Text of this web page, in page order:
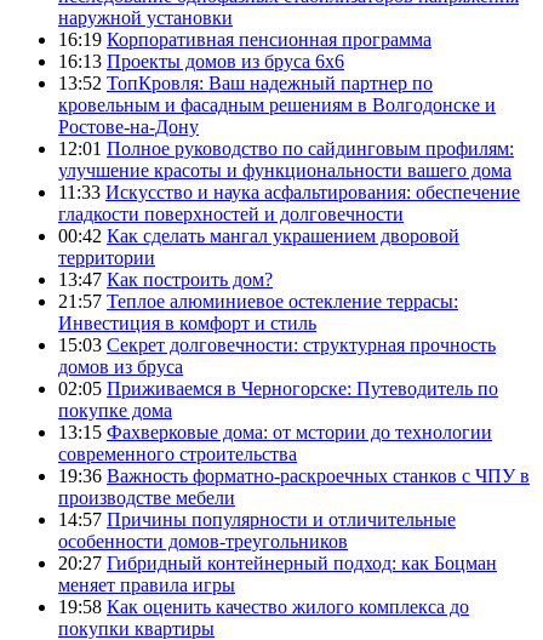
наружной установки
16:19 Корпоративная пенсионная программа
16:13 Проекты домов из бруса 6х6
13:52 ТопКровля: Ваш надежный партнер по
кровельным и фасадным решениям в Волгодонске и
Ростове-на-Дону
12:01 Полное руководство по сайдинговым профилям:
улучшение красоты и функциональности вашего дома
11:33 Искусство и наука асфальтирования: обеспечение
гладкости поверхностей и долговечности
00:42 Как сделать мангал украшением дворовой
территории
13:47 Как построить дом?
21:57 Теплое алюминиевое остекление террасы:
Инвестиция в комфорт и стиль
15:03 Секрет долговечности: структурная прочность
домов из бруса
02:05 Приживаемся в Черногорске: Путеводитель по
покупке дома
13:15 Фахверковые дома: от мстории до технологии
современного строительства
19:36 Важность форматно-раскроечных станков с ЧПУ в
производстве мебели
14:57 Причины популярности и отличительные
особенности домов-треугольников
20:27 Гибридный контейнерный подход: как Боцман
меняет правила игры
19:58 Как оценить качество жилого комплекса до
покупки квартиры